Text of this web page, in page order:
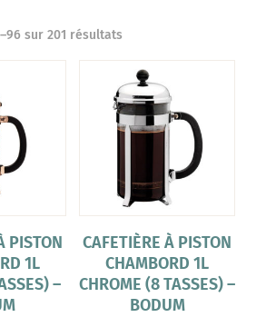
sur 201 résultats
PISTON
1L
–
CAFETIÈRE À PISTON
CHAMBORD 1L
CHROME (8 TASSES) –
BODUM